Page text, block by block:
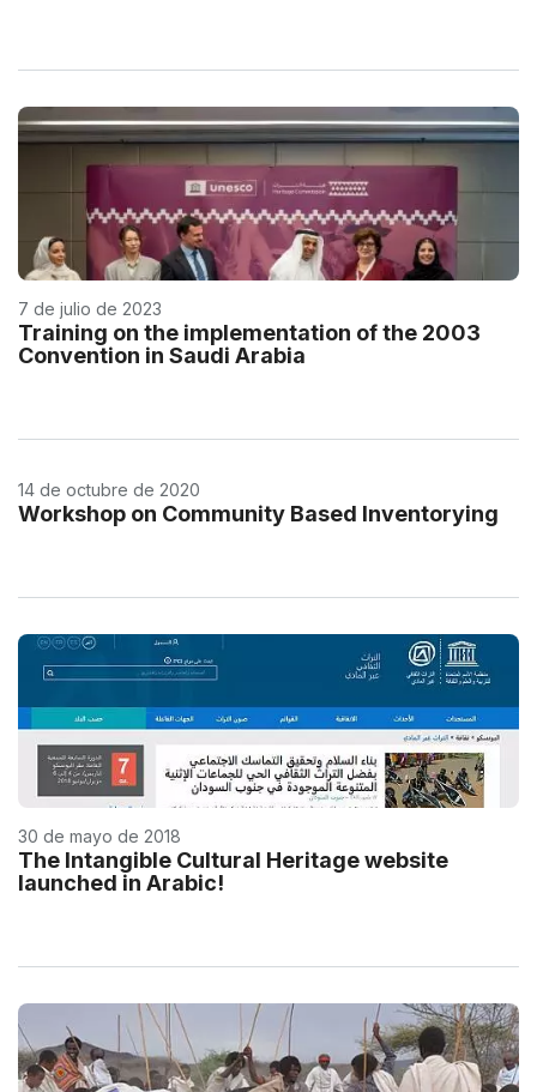
7 de julio de 2023
Training on the implementation of the 2003
Convention in Saudi Arabia
14 de octubre de 2020
Workshop on Community Based Inventorying
30 de mayo de 2018
The Intangible Cultural Heritage website
launched in Arabic!